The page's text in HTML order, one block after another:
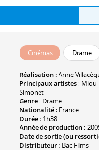
Cinémas Drame
Réalisation : Anne
Principaux artistes :
Simonet
Genre : Drame
Nationalité : France
Durée : 1h38
Année de production :
Date de sortie (ou
Distributeur : Bac Films